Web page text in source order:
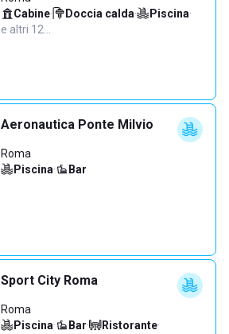
Cabine· Doccia calda· Piscina·
e altri 12…
Aeronautica Ponte Milvio
Roma
Piscina· Bar
Sport City Roma
Roma
Piscina· Bar· Ristorante·